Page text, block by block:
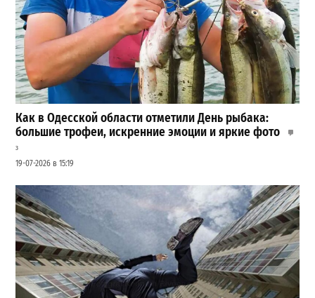
Как в Одесской области отметили День рыбака:
большие трофеи, искренние эмоции и яркие фото
3
19-07-2026 в 15:19